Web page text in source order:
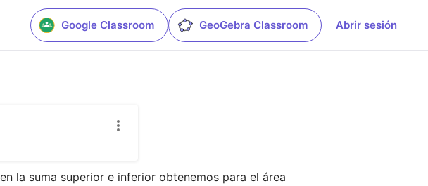
Google Classroom GeoGebra Classroom Abrir sesión
la suma superior e inferior obtenemos para el área